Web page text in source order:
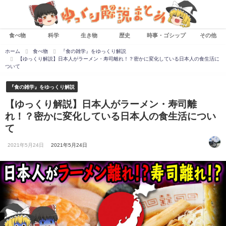
食べ物 科学 生き物 歴史 時事・ゴシップ その他
ホーム 食べ物
『食の雑学』をゆっくり解説
【ゆっくり解説】日本人がラーメン・寿司離れ！？密かに変化している日本人の食生活に
ついて
『食の雑学』をゆっくり解説
【ゆっくり解説】日本人がラーメン・寿司離
れ！？密かに変化している日本人の食生活につい
て
2021年5月24日 2021年5月24日